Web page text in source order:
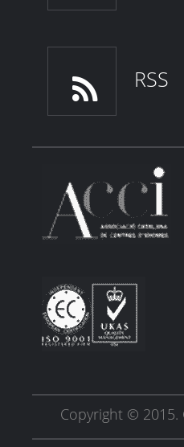
RSS
Copyright © 2015.